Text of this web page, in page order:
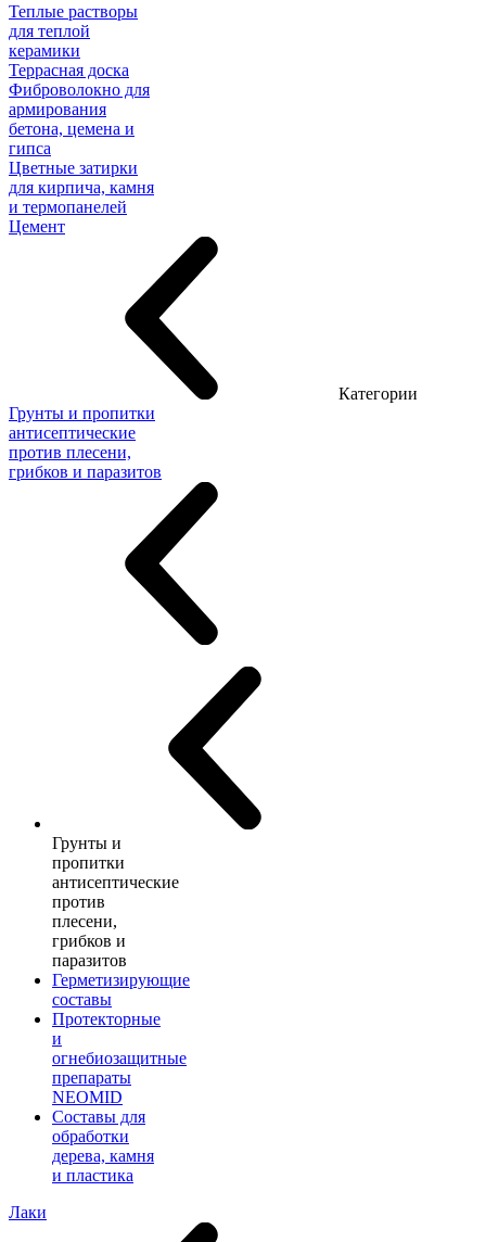
Теплые растворы
для теплой
керамики
Террасная доска
Фиброволокно для
армирования
бетона, цемена и
гипса
Цветные затирки
для кирпича, камня
и термопанелей
Цемент
Категории
Грунты и пропитки
антисептические
против плесени,
грибков и паразитов
Грунты и
пропитки
антисептические
против
плесени,
грибков и
паразитов
Герметизирующие
составы
Протекторные
и
огнебиозащитные
препараты
NEOMID
Составы для
обработки
дерева, камня
и пластика
Лаки